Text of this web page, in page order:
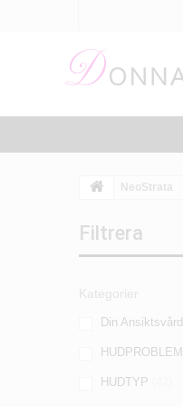
NeoStrata
Filtrera
Kategorier
Din Ansiktsvård
HUDPROBLEM
HUDTYP